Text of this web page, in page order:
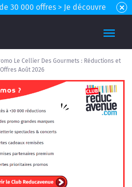
30 000 offres > Je découvre
Le Cellier Des Gourmets : Réductions et
Offres Août 2026